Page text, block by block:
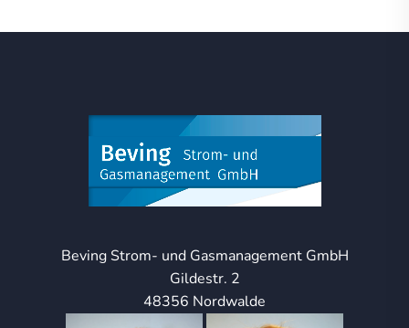
Beving Strom- und Gasmanagement GmbH
Gildestr. 2
48356 Nordwalde